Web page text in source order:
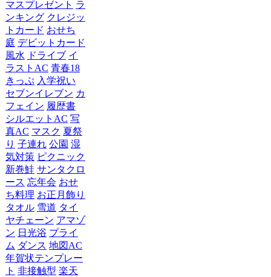
マスプレゼント ラ
ンキング クレジッ
トカード おせち
庭 デビットカード
風水 ドライブ イ
ラストAC 青春18
きっぷ 入学祝い
セブンイレブン カ
フェイン 履歴書
シルエットAC 写
真AC マスク 夏祭
り 子連れ 公園 湿
気対策 ピクニック
新巻鮭 サンタクロ
ース 忘年会 おせ
ち料理 お正月飾り
タオル 雪道 タイ
ヤチェーン アマゾ
ン 日光浴 プライ
ム ダンス 地図AC
年賀状テンプレー
ト 非接触型 楽天